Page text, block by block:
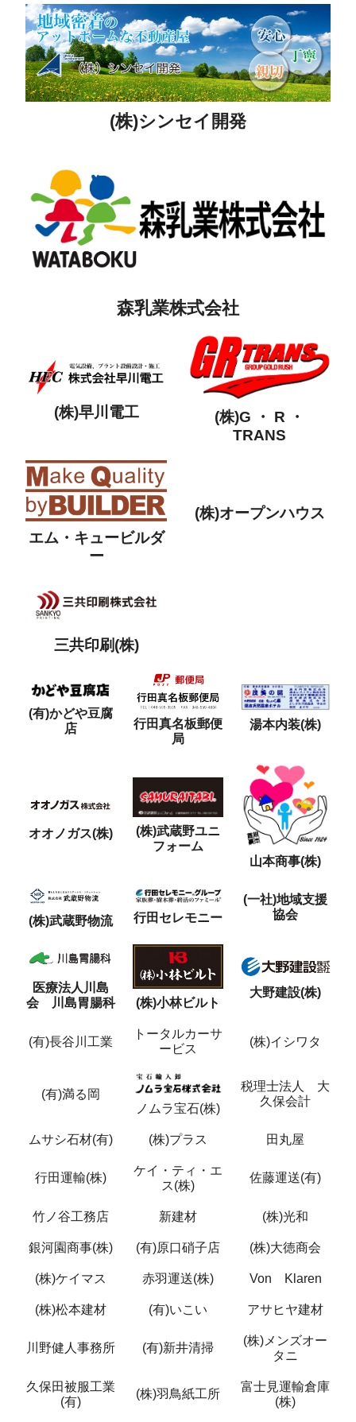
(株)シンセイ開発
森乳業株式会社
(株)早川電工
(株)G ・ R ・
TRANS
エム・キュービルダ
ー
(株)オープンハウス
三共印刷(株)
(有)かどや豆腐
店
行田真名板郵便
局
湯本内装(株)
オオノガス(株)
(株)武蔵野ユニ
フォーム
山本商事(株)
(株)武蔵野物流 行田セレモニー
(一社)地域支援
協会
医療法人川島
会 川島胃腸科
(株)小林ビルト
大野建設(株)
(有)長谷川工業
トータルカーサ
ービス
(株)イシワタ
(有)満る岡
ノムラ宝石(株)
税理士法人 大
久保会計
ムサシ石材(有) (株)プラス 田丸屋
行田運輸(株)
ケイ・ティ・エ
ス(株)
佐藤運送(有)
竹ノ谷工務店 新建材 (株)光和
銀河園商事(株) (有)原口硝子店 (株)大徳商会
(株)ケイマス 赤羽運送(株) Von Klaren
(株)松本建材 (有)いこい アサヒヤ建材
川野健人事務所 (有)新井清掃
(株)メンズオー
タニ
久保田被服工業
(有)
(株)羽鳥紙工所
富士見運輸倉庫
(株)